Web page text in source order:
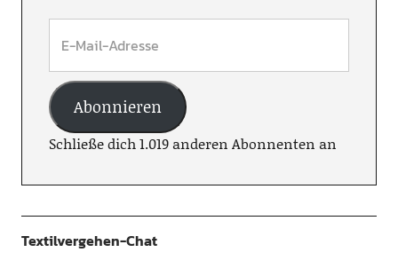
Abonnieren
Schließe dich 1.019 anderen Abonnenten an
Textilvergehen-Chat